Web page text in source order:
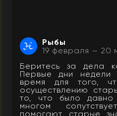
Рыбы
19 февраля — 20
Беритесь за дела
Первые дни
время для того,
осуществлению
то, что было
многом
помогают старые